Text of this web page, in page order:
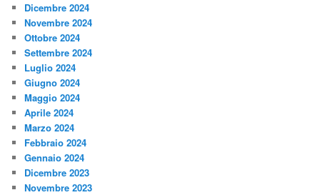
Dicembre 2024
Novembre 2024
Ottobre 2024
Settembre 2024
Luglio 2024
Giugno 2024
Maggio 2024
Aprile 2024
Marzo 2024
Febbraio 2024
Gennaio 2024
Dicembre 2023
Novembre 2023